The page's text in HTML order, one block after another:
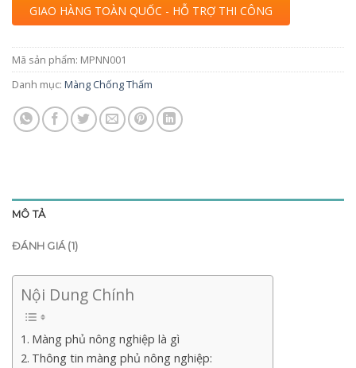
GIAO HÀNG TOÀN QUỐC - HỖ TRỢ THI CÔNG
Mã sản phẩm: MPNN001
Danh mục: Màng Chống Thấm
MÔ TẢ
ĐÁNH GIÁ (1)
Nội Dung Chính
Màng phủ nông nghiệp là gì
Thông tin màng phủ nông nghiệp: